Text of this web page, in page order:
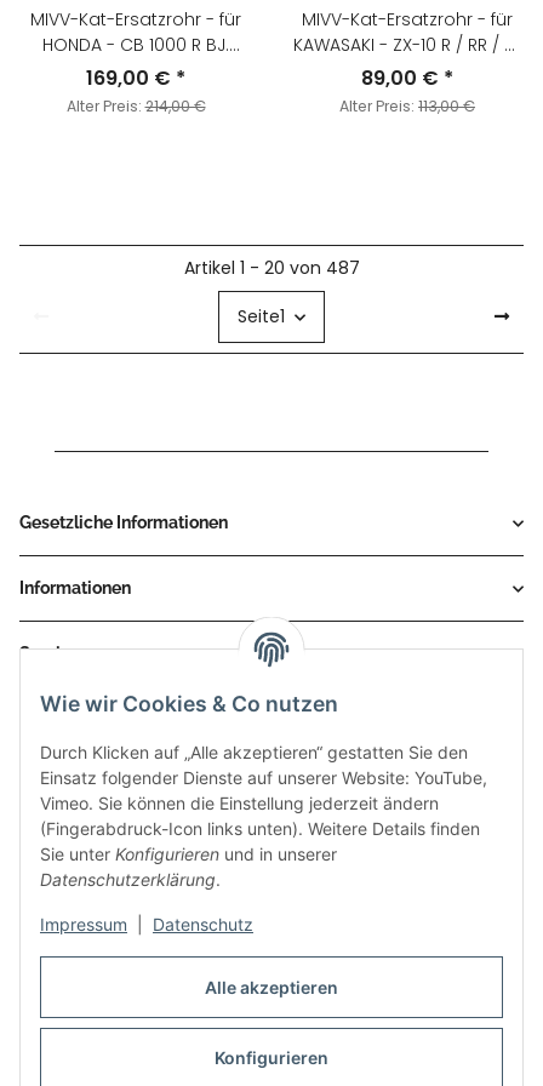
Alle akzeptieren
Konfigurieren
Wie wir Cookies & Co nutzen
Durch Klicken auf „Alle akzeptieren“ gestatten Sie den
Einsatz folgender Dienste auf unserer Website: YouTube,
Vimeo. Sie können die Einstellung jederzeit ändern
(Fingerabdruck-Icon links unten). Weitere Details finden
Sie unter Konfigurieren und in unserer
Datenschutzerklärung.
Impressum Datenschutz
MIVV-Kat-Ersatzrohr - für
HONDA - CB 1000 R BJ.
2008 > 2017 - H.041.C1
169,00 € *
Alter Preis:214,00 €
MIVV-Kat-Ersatzrohr - für
KAWASAKI - ZX-10 R / RR / SE
BJ. 2016 > 2020 - K.042.C1
89,00 € *
Alter Preis: 113,00 €
Artikel 1 - 20 von 487
Seite1
Gesetzliche Informationen
Informationen
Service
Zahlungsmethoden
Auspuff Hotline unter:
02303 – 983 77 27